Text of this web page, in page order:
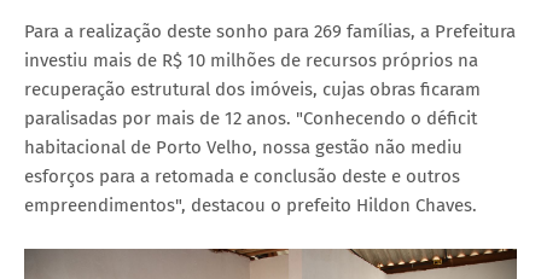
Para a realização deste sonho para 269 famílias, a Prefeitura
investiu mais de R$ 10 milhões de recursos próprios na
recuperação estrutural dos imóveis, cujas obras ficaram
paralisadas por mais de 12 anos. "Conhecendo o déficit
habitacional de Porto Velho, nossa gestão não mediu
esforços para a retomada e conclusão deste e outros
empreendimentos", destacou o prefeito Hildon Chaves.